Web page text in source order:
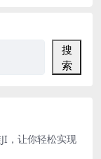
搜
索
，让你轻松实现